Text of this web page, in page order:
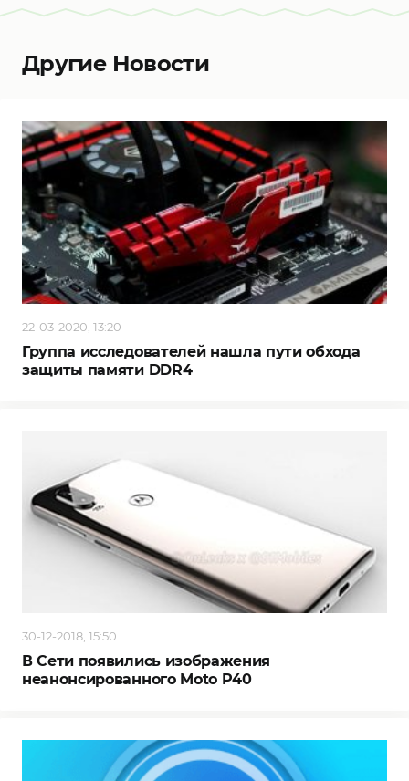
Другие Новости
22-03-2020, 13:20
Группа исследователей нашла пути обхода
защиты памяти DDR4
30-12-2018, 15:50
В Сети появились изображения
неанонсированного Moto P40